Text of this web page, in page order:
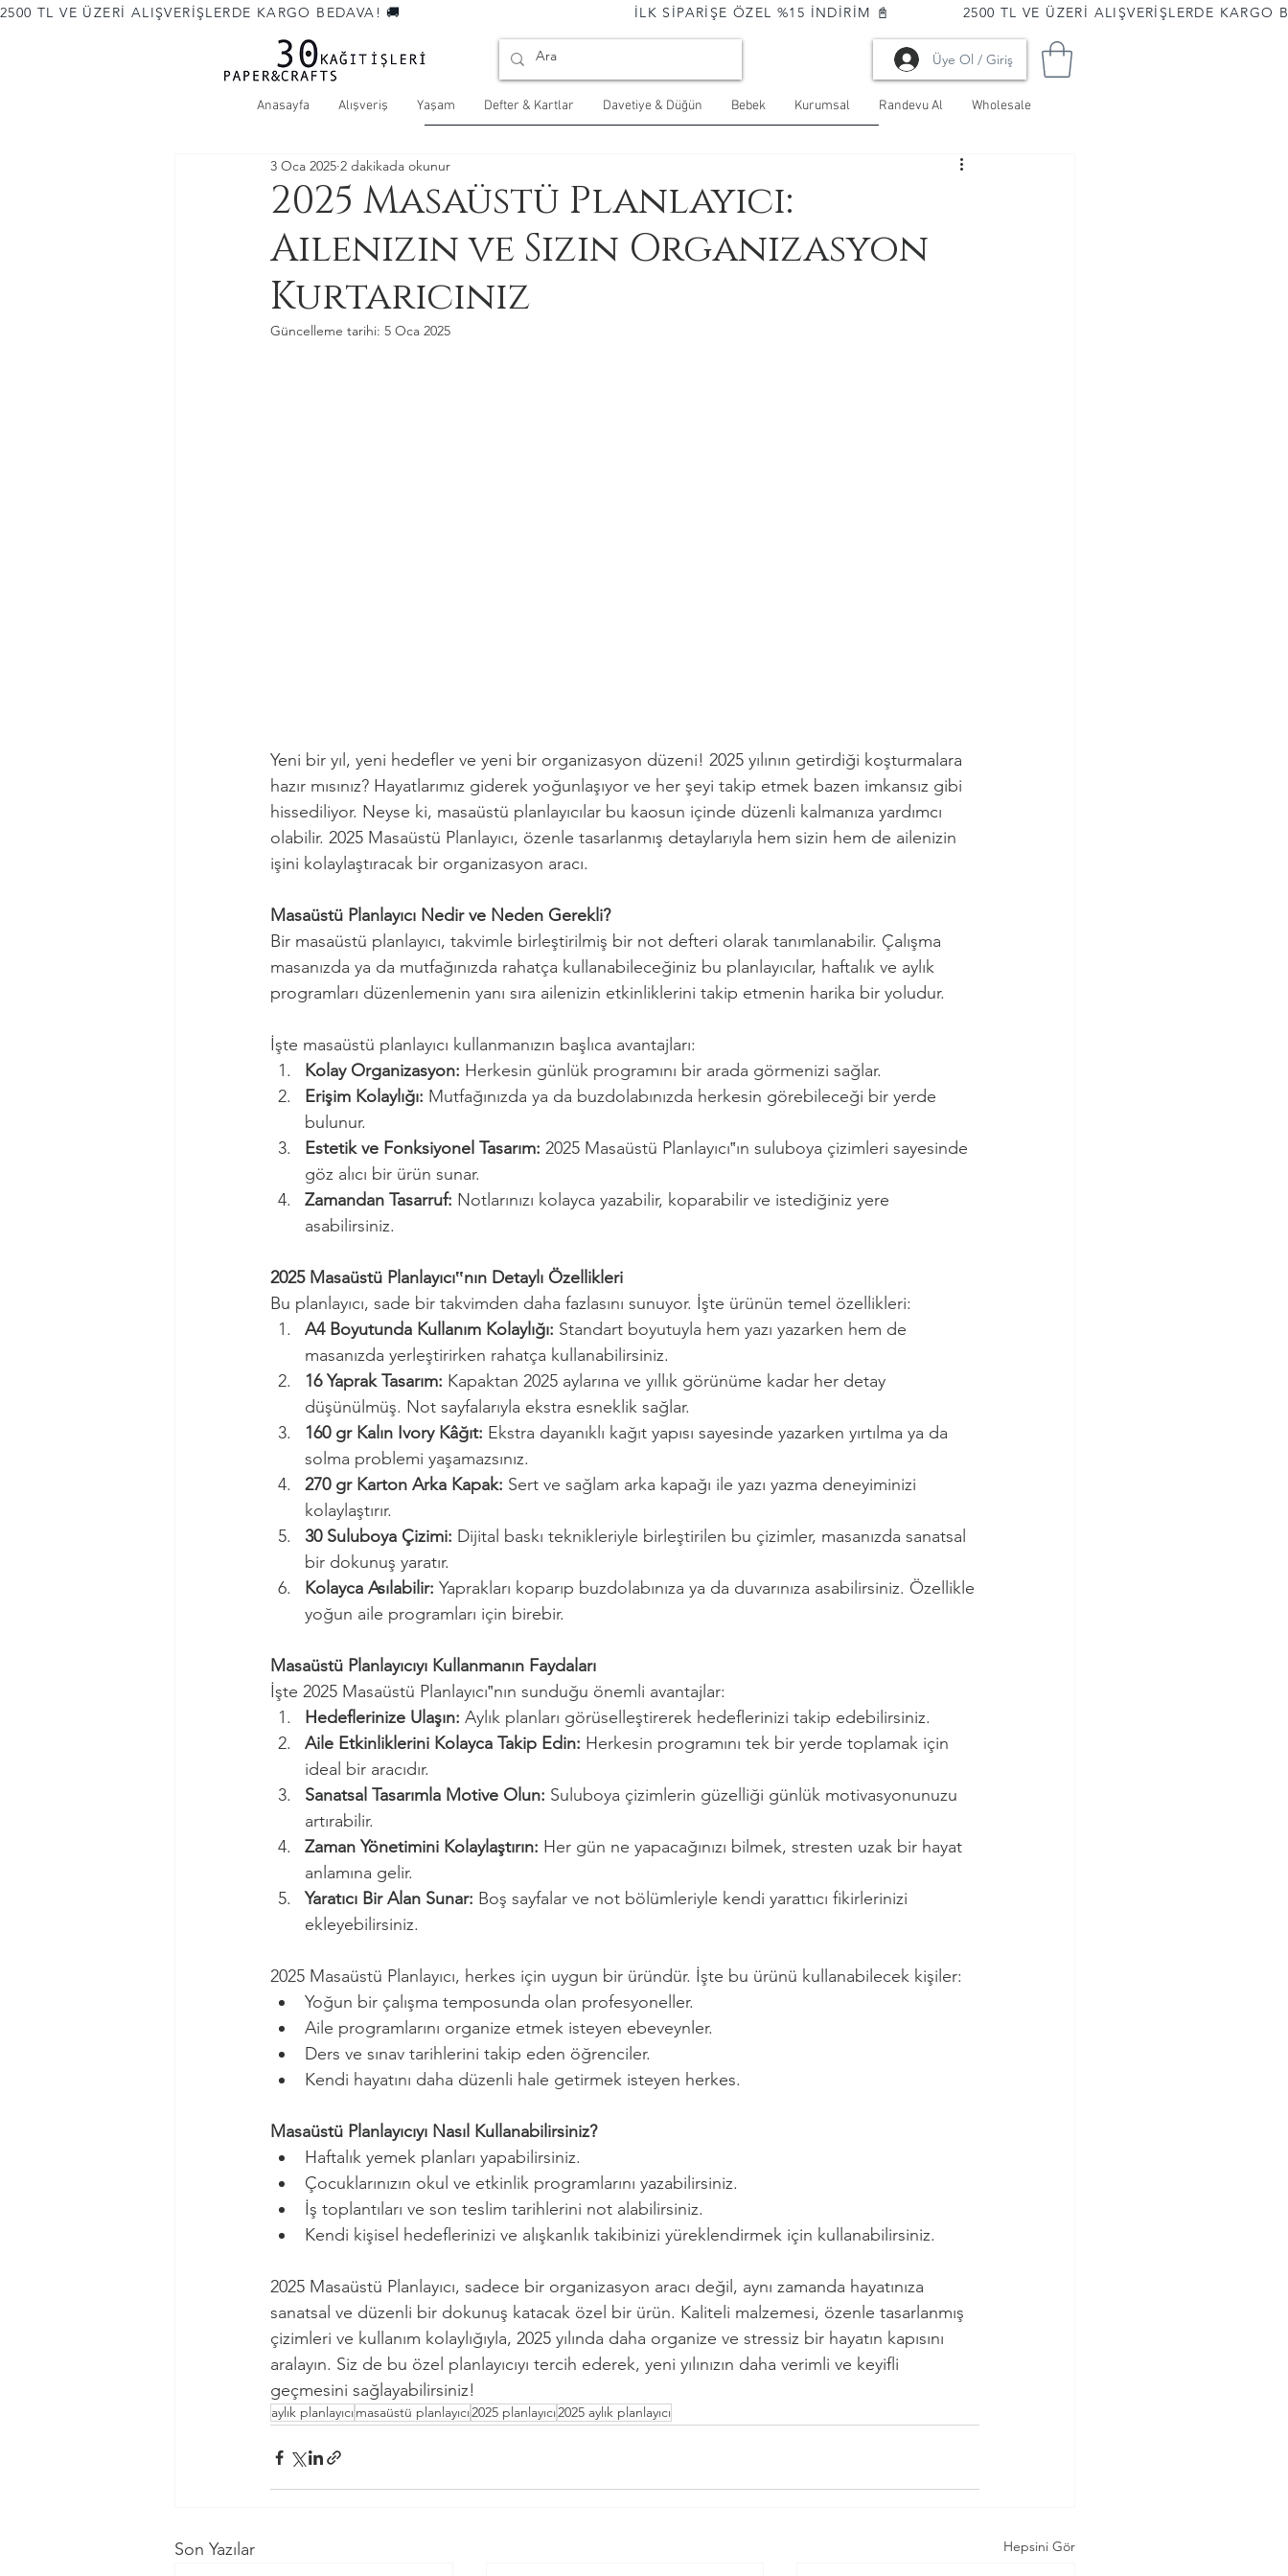
2500 TL VE ÜZERİ ALIŞVERİŞLERDE KARGO BEDAVA! 🚚                                             İLK SİPARİŞE ÖZEL %15 İNDİRİM 📓
Üye Ol / Giriş
Anasayfa Alışveriş Yaşam Defter & Kartlar Davetiye & Düğün Bebek Kurumsal Randevu Al Wholesale
2025 Masaüstü Planlayıcı:
Ailenizin ve Sizin Organizasyon
Kurtarıcınız
3 Oca 2025 2 dakikada okunur
Güncelleme tarihi: 5 Oca 2025
Yeni bir yıl, yeni hedefler ve yeni bir organizasyon düzeni! 2025 yılının getirdiği koşturmalara
hazır mısınız? Hayatlarımız giderek yoğunlaşıyor ve her şeyi takip etmek bazen imkansız gibi
hissediliyor. Neyse ki, masaüstü planlayıcılar bu kaosun içinde düzenli kalmanıza yardımcı
olabilir. 2025 Masaüstü Planlayıcı, özenle tasarlanmış detaylarıyla hem sizin hem de ailenizin
işini kolaylaştıracak bir organizasyon aracı.
Masaüstü Planlayıcı Nedir ve Neden Gerekli?
Bir masaüstü planlayıcı, takvimle birleştirilmiş bir not defteri olarak tanımlanabilir. Çalışma
masanızda ya da mutfağınızda rahatça kullanabileceğiniz bu planlayıcılar, haftalık ve aylık
programları düzenlemenin yanı sıra ailenizin etkinliklerini takip etmenin harika bir yoludur.
İşte masaüstü planlayıcı kullanmanızın başlıca avantajları:
Kolay Organizasyon: Herkesin günlük programını bir arada görmenizi sağlar.
Erişim Kolaylığı: Mutfağınızda ya da buzdolabınızda herkesin görebileceği bir yerde
bulunur.
Estetik ve Fonksiyonel Tasarım: 2025 Masaüstü Planlayıcı‟ın suluboya çizimleri sayesinde
göz alıcı bir ürün sunar.
Zamandan Tasarruf: Notlarınızı kolayca yazabilir, koparabilir ve istediğiniz yere
asabilirsiniz.
2025 Masaüstü Planlayıcı‟nın Detaylı Özellikleri
Bu planlayıcı, sade bir takvimden daha fazlasını sunuyor. İşte ürünün temel özellikleri:
A4 Boyutunda Kullanım Kolaylığı: Standart boyutuyla hem yazı yazarken hem de
masanızda yerleştirirken rahatça kullanabilirsiniz.
16 Yaprak Tasarım: Kapaktan 2025 aylarına ve yıllık görünüme kadar her detay
düşünülmüş. Not sayfalarıyla ekstra esneklik sağlar.
160 gr Kalın Ivory Kâğıt: Ekstra dayanıklı kağıt yapısı sayesinde yazarken yırtılma ya da
solma problemi yaşamazsınız.
270 gr Karton Arka Kapak: Sert ve sağlam arka kapağı ile yazı yazma deneyiminizi
kolaylaştırır.
30 Suluboya Çizimi: Dijital baskı teknikleriyle birleştirilen bu çizimler, masanızda sanatsal
bir dokunuş yaratır.
Kolayca Asılabilir: Yaprakları koparıp buzdolabınıza ya da duvarınıza asabilirsiniz. Özellikle
yoğun aile programları için birebir.
Masaüstü Planlayıcıyı Kullanmanın Faydaları
İşte 2025 Masaüstü Planlayıcı‟nın sunduğu önemli avantajlar:
Hedeflerinize Ulaşın: Aylık planları görüselleştirerek hedeflerinizi takip edebilirsiniz.
Aile Etkinliklerini Kolayca Takip Edin: Herkesin programını tek bir yerde toplamak için
ideal bir aracıdır.
Sanatsal Tasarımla Motive Olun: Suluboya çizimlerin güzelliği günlük motivasyonunuzu
artırabilir.
Zaman Yönetimini Kolaylaştırın: Her gün ne yapacağınızı bilmek, stresten uzak bir hayat
anlamına gelir.
Yaratıcı Bir Alan Sunar: Boş sayfalar ve not bölümleriyle kendi yarattıcı fikirlerinizi
ekleyebilirsiniz.
2025 Masaüstü Planlayıcı, herkes için uygun bir üründür. İşte bu ürünü kullanabilecek kişiler:
Yoğun bir çalışma temposunda olan profesyoneller.
Aile programlarını organize etmek isteyen ebeveynler.
Ders ve sınav tarihlerini takip eden öğrenciler.
Kendi hayatını daha düzenli hale getirmek isteyen herkes.
Masaüstü Planlayıcıyı Nasıl Kullanabilirsiniz?
Haftalık yemek planları yapabilirsiniz.
Çocuklarınızın okul ve etkinlik programlarını yazabilirsiniz.
İş toplantıları ve son teslim tarihlerini not alabilirsiniz.
Kendi kişisel hedeflerinizi ve alışkanlık takibinizi yüreklendirmek için kullanabilirsiniz.
2025 Masaüstü Planlayıcı, sadece bir organizasyon aracı değil, aynı zamanda hayatınıza
sanatsal ve düzenli bir dokunuş katacak özel bir ürün. Kaliteli malzemesi, özenle tasarlanmış
çizimleri ve kullanım kolaylığıyla, 2025 yılında daha organize ve stressiz bir hayatın kapısını
aralayın. Siz de bu özel planlayıcıyı tercih ederek, yeni yılınızın daha verimli ve keyifli
geçmesini sağlayabilirsiniz!
aylık planlayıcı masaüstü planlayıcı2025 planlayıcı2025 aylık planlayıcı
Son Yazılar Hepsini Gör